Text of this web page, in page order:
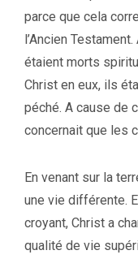
parce que cela
l’Ancien
étaient morts
Christ en eux, ils
péché. A cause de
concernait que les
En venant sur la
une vie différente.
croyant, Christ a
qualité de vie